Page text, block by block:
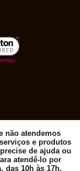
não atendemos
e produtos
de ajuda ou
atendê-lo por
das 10h às 17h.